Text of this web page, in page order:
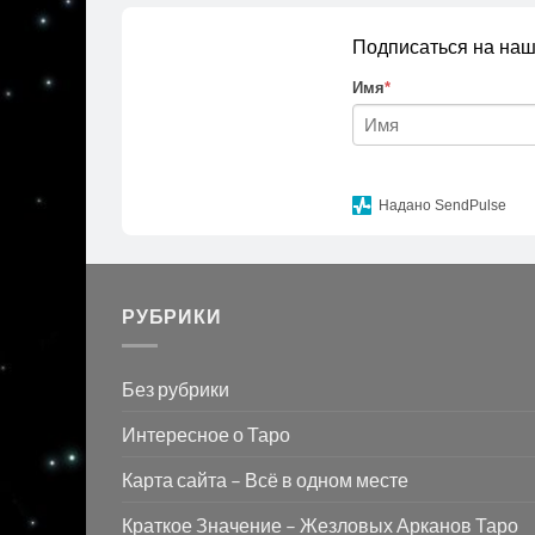
Подписаться на
Имя*
Надано SendPulse
РУБРИКИ
Без рубрики
Интересное о Таро
Карта сайта – Всё в одном месте
Краткое Значение – Жезловых Арканов Таро